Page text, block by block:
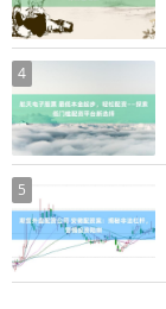
4
5